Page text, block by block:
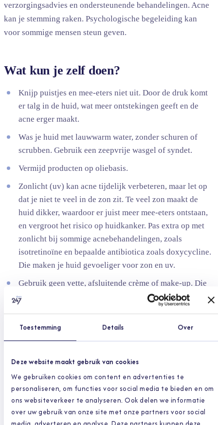
Toestemming Details Over
Deze website maakt gebruik van cookies
We gebruiken cookies om content en advertenties te
personaliseren, om functies voor social media te bieden en om
ons websiteverkeer te analyseren. Ook delen we informatie
over uw gebruik van onze site met onze partners voor social
verzorgingsadvies en ondersteunende behandelingen. Acne
kan je stemming raken. Psychologische begeleiding kan
voor sommige mensen steun geven.
Wat kun je zelf doen?
Knijp puistjes en mee-eters niet uit. Door de druk komt
er talg in de huid, wat meer ontstekingen geeft en de
acne erger maakt.
Was je huid met lauwwarm water, zonder schuren of
scrubben. Gebruik een zeepvrije wasgel of syndet.
Vermijd producten op oliebasis.
Zonlicht (uv) kan acne tijdelijk verbeteren, maar let op
dat je niet te veel in de zon zit. Te veel zon maakt de
huid dikker, waardoor er juist meer mee-eters ontstaan,
en vergroot het risico op huidkanker. Pas extra op met
zonlicht bij sommige acnebehandelingen, zoals
isotretinoïne en bepaalde antibiotica zoals doxycycline.
Die maken je huid gevoeliger voor zon en uv.
Gebruik geen vette, afsluitende crème of make-up. Die
verstopt de haarzakjes en geeft meer mee-eters en
puistjes. Gebruik je toch make-up, kies dan olievrije
producten en haal ze aan het eind van de dag eraf.
Acne-achtige uitslag bij
kankerbehandeling
Sommige kankerbehandelingen geven een bijwerking die op
acne lijkt. Toch is het net anders: gewone jeugdpuistjes